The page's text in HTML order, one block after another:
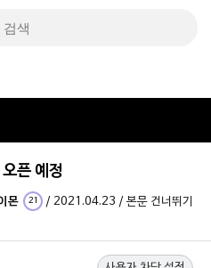
픈 예정
몬 21 / 2021.04.23 / 본문 건너뛰기